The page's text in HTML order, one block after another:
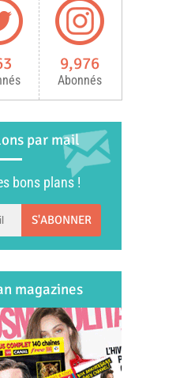
9,976
Abonnés
par mail
bons plans !
S'ABONNER
magazines